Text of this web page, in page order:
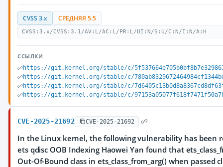
CVSS 3.x СРЕДНЯЯ 5.5
CVSS:3.x/CVSS:3.1/AV:L/AC:L/PR:L/UI:N/S:U/C:N/I:N/A:H
ССЫЛКИ
https://git.kernel.org/stable/c/
https://git.kernel.org/stable/c/
https://git.kernel.org/stable/c/
https://git.kernel.org/stable/c/
CVE-2025-21692 CVE-2025-21692
In the Linux kernel, the following vulnerability has been
ets qdisc OOB Indexing Haowei Yan found that
Out-Of-Bound class in ets_class_from_arg() when passed